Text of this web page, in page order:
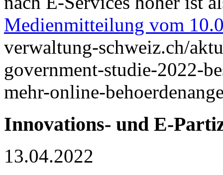
Medienmitteilung vom
verwaltung-schweiz.ch/
government-studie-2022-
mehr-online-
Innovations- und E-
13.04.2022